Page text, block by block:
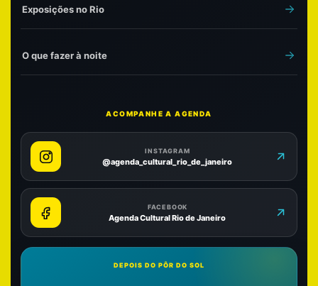
Exposições no Rio
O que fazer à noite
ACOMPANHE A AGENDA
INSTAGRAM
@agenda_cultural_rio_de_janeiro
FACEBOOK
Agenda Cultural Rio de Janeiro
DEPOIS DO PÔR DO SOL